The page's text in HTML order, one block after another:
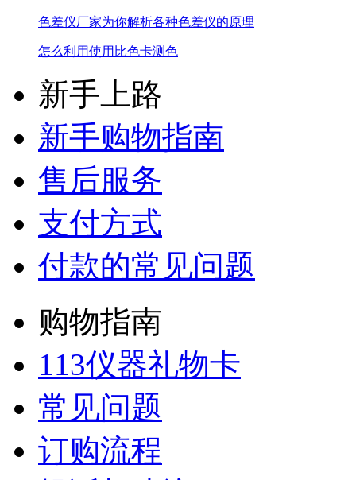
色差仪厂家为你解析各种色差仪的原理
怎么利用使用比色卡测色
新手上路
新手购物指南
售后服务
支付方式
付款的常见问题
购物指南
113仪器礼物卡
常见问题
订购流程